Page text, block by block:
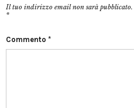
Il tuo indirizzo email non sarà pubblicato.
*
Commento *